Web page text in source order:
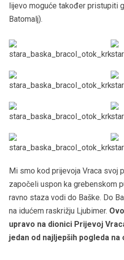
lijevo moguće također pristupiti
Batomalj).
Mi smo kod prijevoja Vraca svoj
započeli uspon ka grebenskom
ravno staza vodi do Baške. Do
na idućem raskrižju Ljubimer.
upravo na dionici Prijevoj
jedan od najljepših pogleda na